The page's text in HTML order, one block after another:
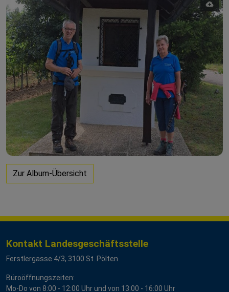
Zur Album-Übersicht
Kontakt Landesgeschäftsstelle
Ferstlergasse 4/3, 3100 St. Pölten
Büroöffnungszeiten:
Mo-Do von 8:00 - 12:00 Uhr und von 13:00 - 16:00 Uhr